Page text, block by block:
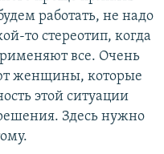
работать, не надо
то стереотип, когда
все. Очень
женщины, которые
этой ситуации
Здесь нужно